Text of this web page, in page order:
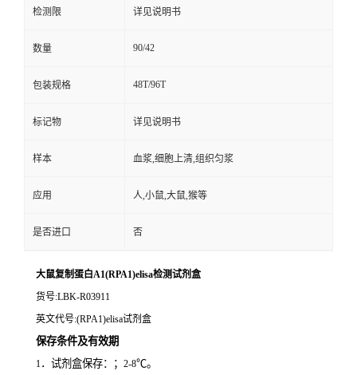
检测限 详见说明书
数量 90/42
包装规格 48T/96T
标记物 详见说明书
样本 血浆,细胞上清,组织匀浆
应用 人,小鼠,大鼠,猴等
是否进口 否
大鼠复制蛋白A1(RPA1)elisa检测试剂盒
货号:LBK-R03911
英文代号:(RPA1)elisa试剂盒
保存条件及有效期
1．试剂盒保存：； 2-8℃。